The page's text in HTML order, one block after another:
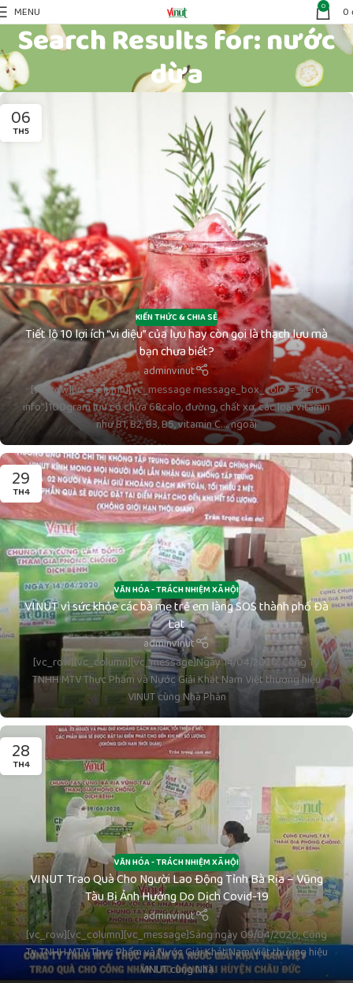
MENU 0 0
Search Results for: nước
dừa
06
TH5
KIẾN THỨC & CHIA SẺ
Tiết lộ 10 lợi ích “vi diệu” của lựu hay còn gọi là thạch lựu mà
bạn chưa biết?
adminvinut
[vc_row][vc_column][vc_message message_box_color=”alert-
info”]100gram lựu có chứa 68calo, đường, chất xơ, các loại vitamin
như B1, B2, B3, B5, vitamin C…. ngoài
29
TH4
VĂN HÓA - TRÁCH NHIỆM XÃ HỘI
VINUT vì sức khỏe các bà mẹ trẻ em làng SOS thành phố Đà
Lạt
adminvinut
[vc_row][vc_column][vc_message]Ngày 14/04/2020, Công Ty
TNHH MTV Thực Phẩm và Nước Giải Khát Nam Việt thương hiệu
VINUT cùng Nhà Phân
28
TH4
VĂN HÓA - TRÁCH NHIỆM XÃ HỘI
VINUT Trao Quà Cho Người Lao Động Tỉnh Bà Rịa – Vũng
Tàu Bị Ảnh Hưởng Do Dịch Covid-19
adminvinut
[vc_row][vc_column][vc_message]Sáng ngày 09/04/2020, Công
Ty TNHH MTV Thực Phẩm và Nước Giải Khát Nam Việt thương hiệu
VINUT cùng Nhà